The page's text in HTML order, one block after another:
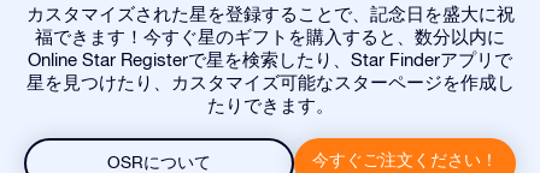
カスタマイズされた星を登録することで、記念日を盛大に祝
福できます！今すぐ星のギフトを購入すると、数分以内に
Online Star Registerで星を検索したり、Star Finderアプリで
星を見つけたり、カスタマイズ可能なスターページを作成し
たりできます。
OSRについて 今すぐご注文ください！